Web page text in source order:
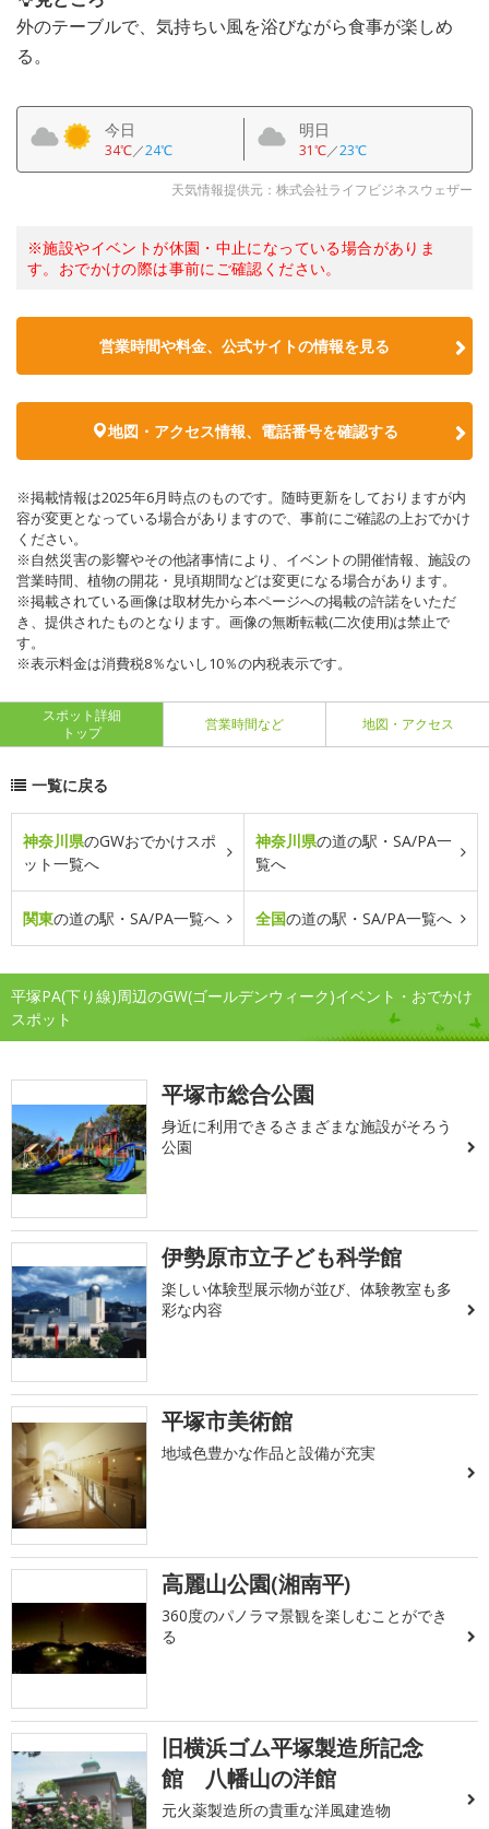
外のテーブルで、気持ちい風を浴びながら食事が楽しめ
る。
今日
34℃／24℃
明日
31℃／23℃
天気情報提供元：株式会社ライフビジネスウェザー
※施設やイベントが休園・中止になっている場合がありま
す。おでかけの際は事前にご確認ください。
営業時間や料金、公式サイトの情報を見る
地図・アクセス情報、電話番号を確認する
※掲載情報は2025年6月時点のものです。随時更新をしておりますが内
容が変更となっている場合がありますので、事前にご確認の上おでかけ
ください。
※自然災害の影響やその他諸事情により、イベントの開催情報、施設の
営業時間、植物の開花・見頃期間などは変更になる場合があります。
※掲載されている画像は取材先から本ページへの掲載の許諾をいただ
き、提供されたものとなります。画像の無断転載(二次使用)は禁止で
す。
※表示料金は消費税8％ないし10％の内税表示です。
スポット詳細
トップ
営業時間など 地図・アクセス
一覧に戻る
神奈川県のGWおでかけスポ
ット一覧へ
神奈川県の道の駅・SA/PA一
覧へ
関東の道の駅・SA/PA一覧へ 全国の道の駅・SA/PA一覧へ
平塚PA(下り線)周辺のGW(ゴールデンウィーク)イベント・おでかけ
スポット
平塚市総合公園
身近に利用できるさまざまな施設がそろう
公園
伊勢原市立子ども科学館
楽しい体験型展示物が並び、体験教室も多
彩な内容
平塚市美術館
地域色豊かな作品と設備が充実
高麗山公園(湘南平)
360度のパノラマ景観を楽しむことができ
る
旧横浜ゴム平塚製造所記念
館 八幡山の洋館
元火薬製造所の貴重な洋風建造物